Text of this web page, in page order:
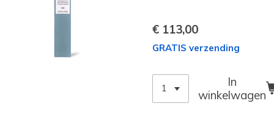
€ 113,00
GRATIS verzending
In
winkelwagen